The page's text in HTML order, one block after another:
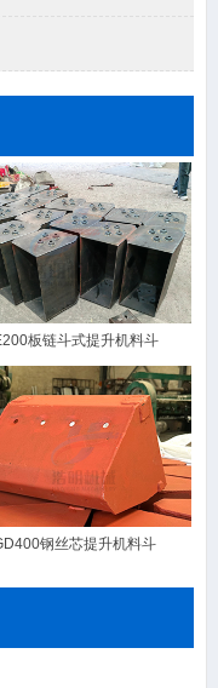
板链斗式提升机料斗
钢丝芯提升机料斗